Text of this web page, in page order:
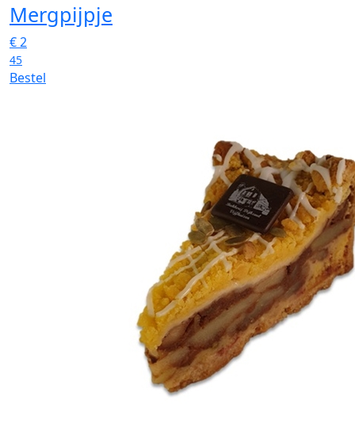
Mergpijpje
€2
45
Bestel